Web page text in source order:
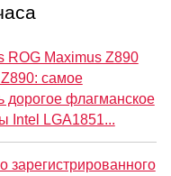
ROG Maximus Z890
самое
дорогое флагманское
Intel LGA1851...
зарегистрированного